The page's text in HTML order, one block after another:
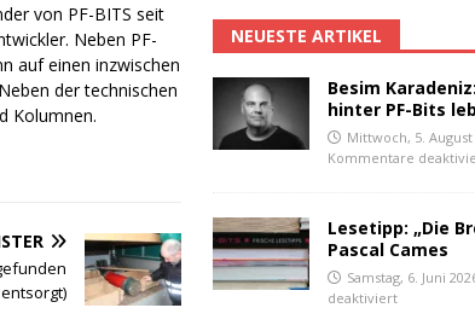
von PF-BITS seit
Neben PF-
auf einen inzwischen
der technischen
Kolumnen.
NEUESTE ARTIKEL
Besim
hinter PF-Bits
Mittwoch, 5. August
Kommentare
Lesetipp: „Die
Pascal Cames
Samstag, 6. Juni
deaktiviert